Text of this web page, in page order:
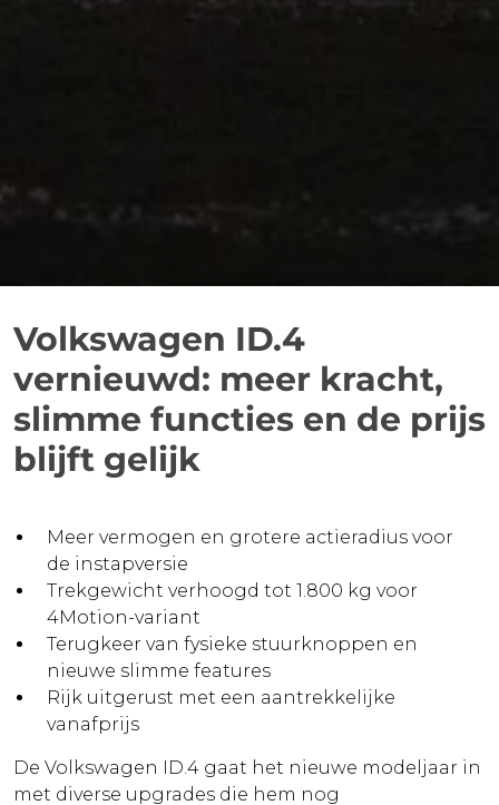
Volkswagen ID.4
vernieuwd: meer kracht,
slimme functies en de prijs
blijft gelijk
Meer vermogen en grotere actieradius voor
de instapversie
Trekgewicht verhoogd tot 1.800 kg voor
4Motion-variant
Terugkeer van fysieke stuurknoppen en
nieuwe slimme features
Rijk uitgerust met een aantrekkelijke
vanafprijs
DeVolkswagen ID.4 gaat het nieuwe modeljaar in
met diverse upgrades die hem nog